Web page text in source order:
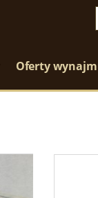
Oferty